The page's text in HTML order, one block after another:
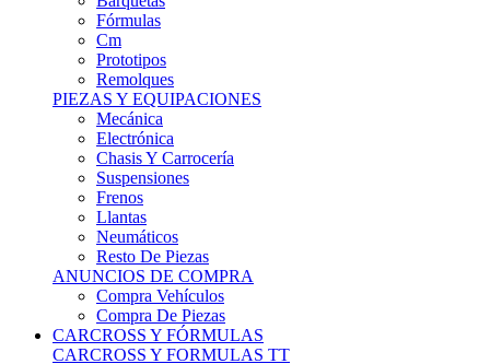
Fórmulas
Cm
Prototipos
Remolques
PIEZAS Y EQUIPACIONES
Mecánica
Electrónica
Chasis Y Carrocería
Suspensiones
Frenos
Llantas
Neumáticos
Resto De Piezas
ANUNCIOS DE COMPRA
Compra Vehículos
Compra De Piezas
CARCROSS Y FÓRMULAS
CARCROSS Y FORMULAS TT